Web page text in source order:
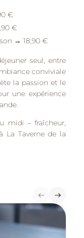
€
€
→ 18,90 €
seul, entre
conviviale
la passion et le
une expérience
midi – fraîcheur,
La Taverne de la